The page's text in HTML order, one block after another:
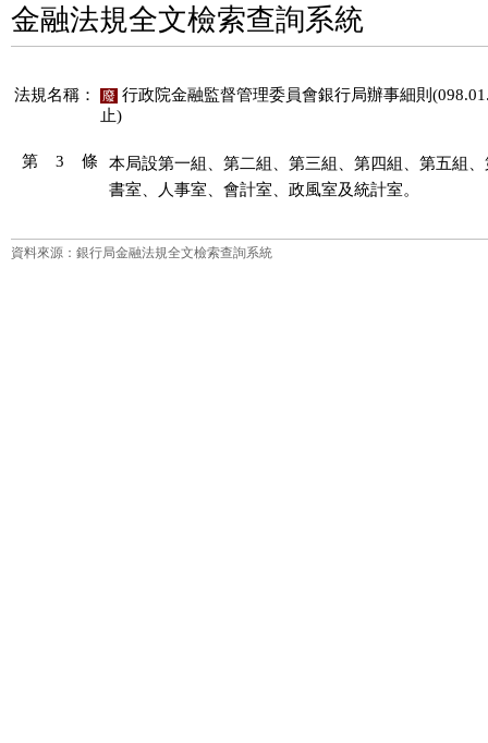
金融法規全文檢索查詢系統
法規名稱： 廢 行政院金融監督管理委員會銀行局辦事細則
止)
第 3 條
本局設第一組、第二組、第三組、第四組、第五組
書室、人事室、會計室、政風室及統計室。
資料來源：銀行局金融法規全文檢索查詢系統